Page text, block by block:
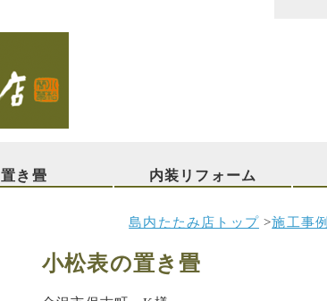
置き畳 内装リフォーム
島内たたみ店トップ>施工事例
小松表の置き畳